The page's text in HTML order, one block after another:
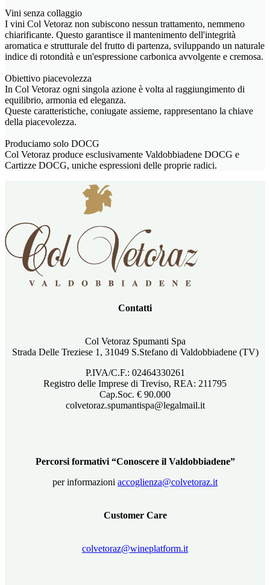
Vini senza collaggio
I vini Col Vetoraz non subiscono nessun trattamento, nemmeno
chiarificante. Questo garantisce il mantenimento dell'integrità
aromatica e strutturale del frutto di partenza, sviluppando un naturale
indice di rotondità e un'espressione carbonica avvolgente e cremosa.
Obiettivo piacevolezza
In Col Vetoraz ogni singola azione è volta al raggiungimento di
equilibrio, armonia ed eleganza.
Queste caratteristiche, coniugate assieme, rappresentano la chiave
della piacevolezza.
Produciamo solo DOCG
Col Vetoraz produce esclusivamente Valdobbiadene DOCG e
Cartizze DOCG, uniche espressioni delle proprie radici.
Contatti
Col Vetoraz Spumanti Spa
Strada Delle Treziese 1, 31049 S.Stefano di Valdobbiadene (TV)
P.IVA/C.F.: 02464330261
Registro delle Imprese di Treviso, REA: 211795
Cap.Soc. € 90.000
colvetoraz.spumantispa@legalmail.it
Percorsi formativi “Conoscere il Valdobbiadene”
per informazioni accoglienza@colvetoraz.it
Customer Care
colvetoraz@wineplatform.it